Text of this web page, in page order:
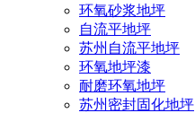
环氧砂浆地坪
自流平地坪
苏州自流平地坪
环氧地坪漆
耐磨环氧地坪
苏州密封固化地坪